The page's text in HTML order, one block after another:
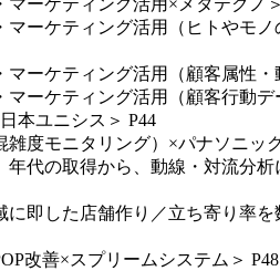
ーケティング活用（ヒトやモ
ーケティング活用（顧客属性・
ーケティング活用（顧客行動
本ユニシス＞ P44
度モニタリング）×パナソニッ
代の取得から、動線・対流分
即した店舗作り／立ち寄り率を
改善×スプリームシステム＞ P48